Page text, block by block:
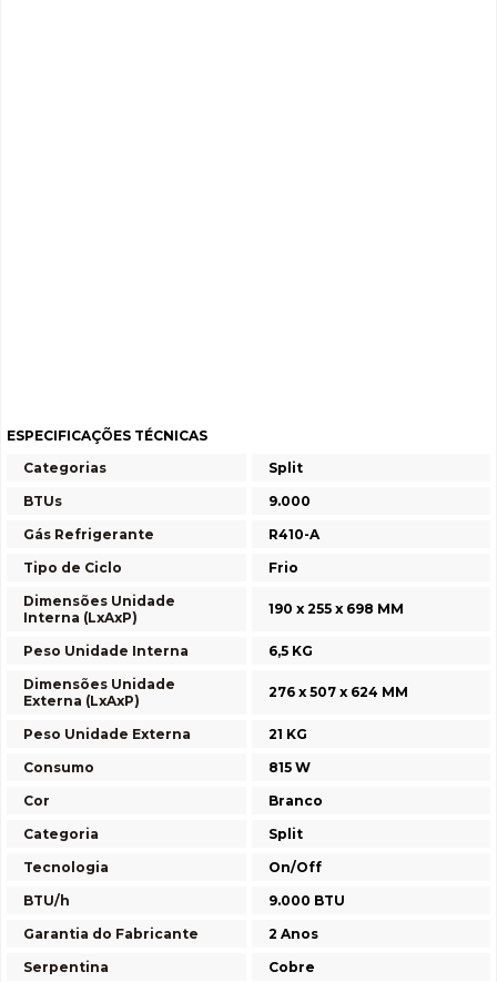
ESPECIFICAÇÕES TÉCNICAS
Categorias
Split
BTUs
9.000
Gás Refrigerante
R410-A
Tipo de Ciclo
Frio
Dimensões Unidade
Interna (LxAxP)
190 x 255 x 698 MM
Peso Unidade Interna
6,5 KG
Dimensões Unidade
Externa (LxAxP)
276 x 507 x 624 MM
Peso Unidade Externa
21 KG
Consumo
815 W
Cor
Branco
Categoria
Split
Tecnologia
On/Off
BTU/h
9.000 BTU
Garantia do Fabricante
2 Anos
Serpentina
Cobre